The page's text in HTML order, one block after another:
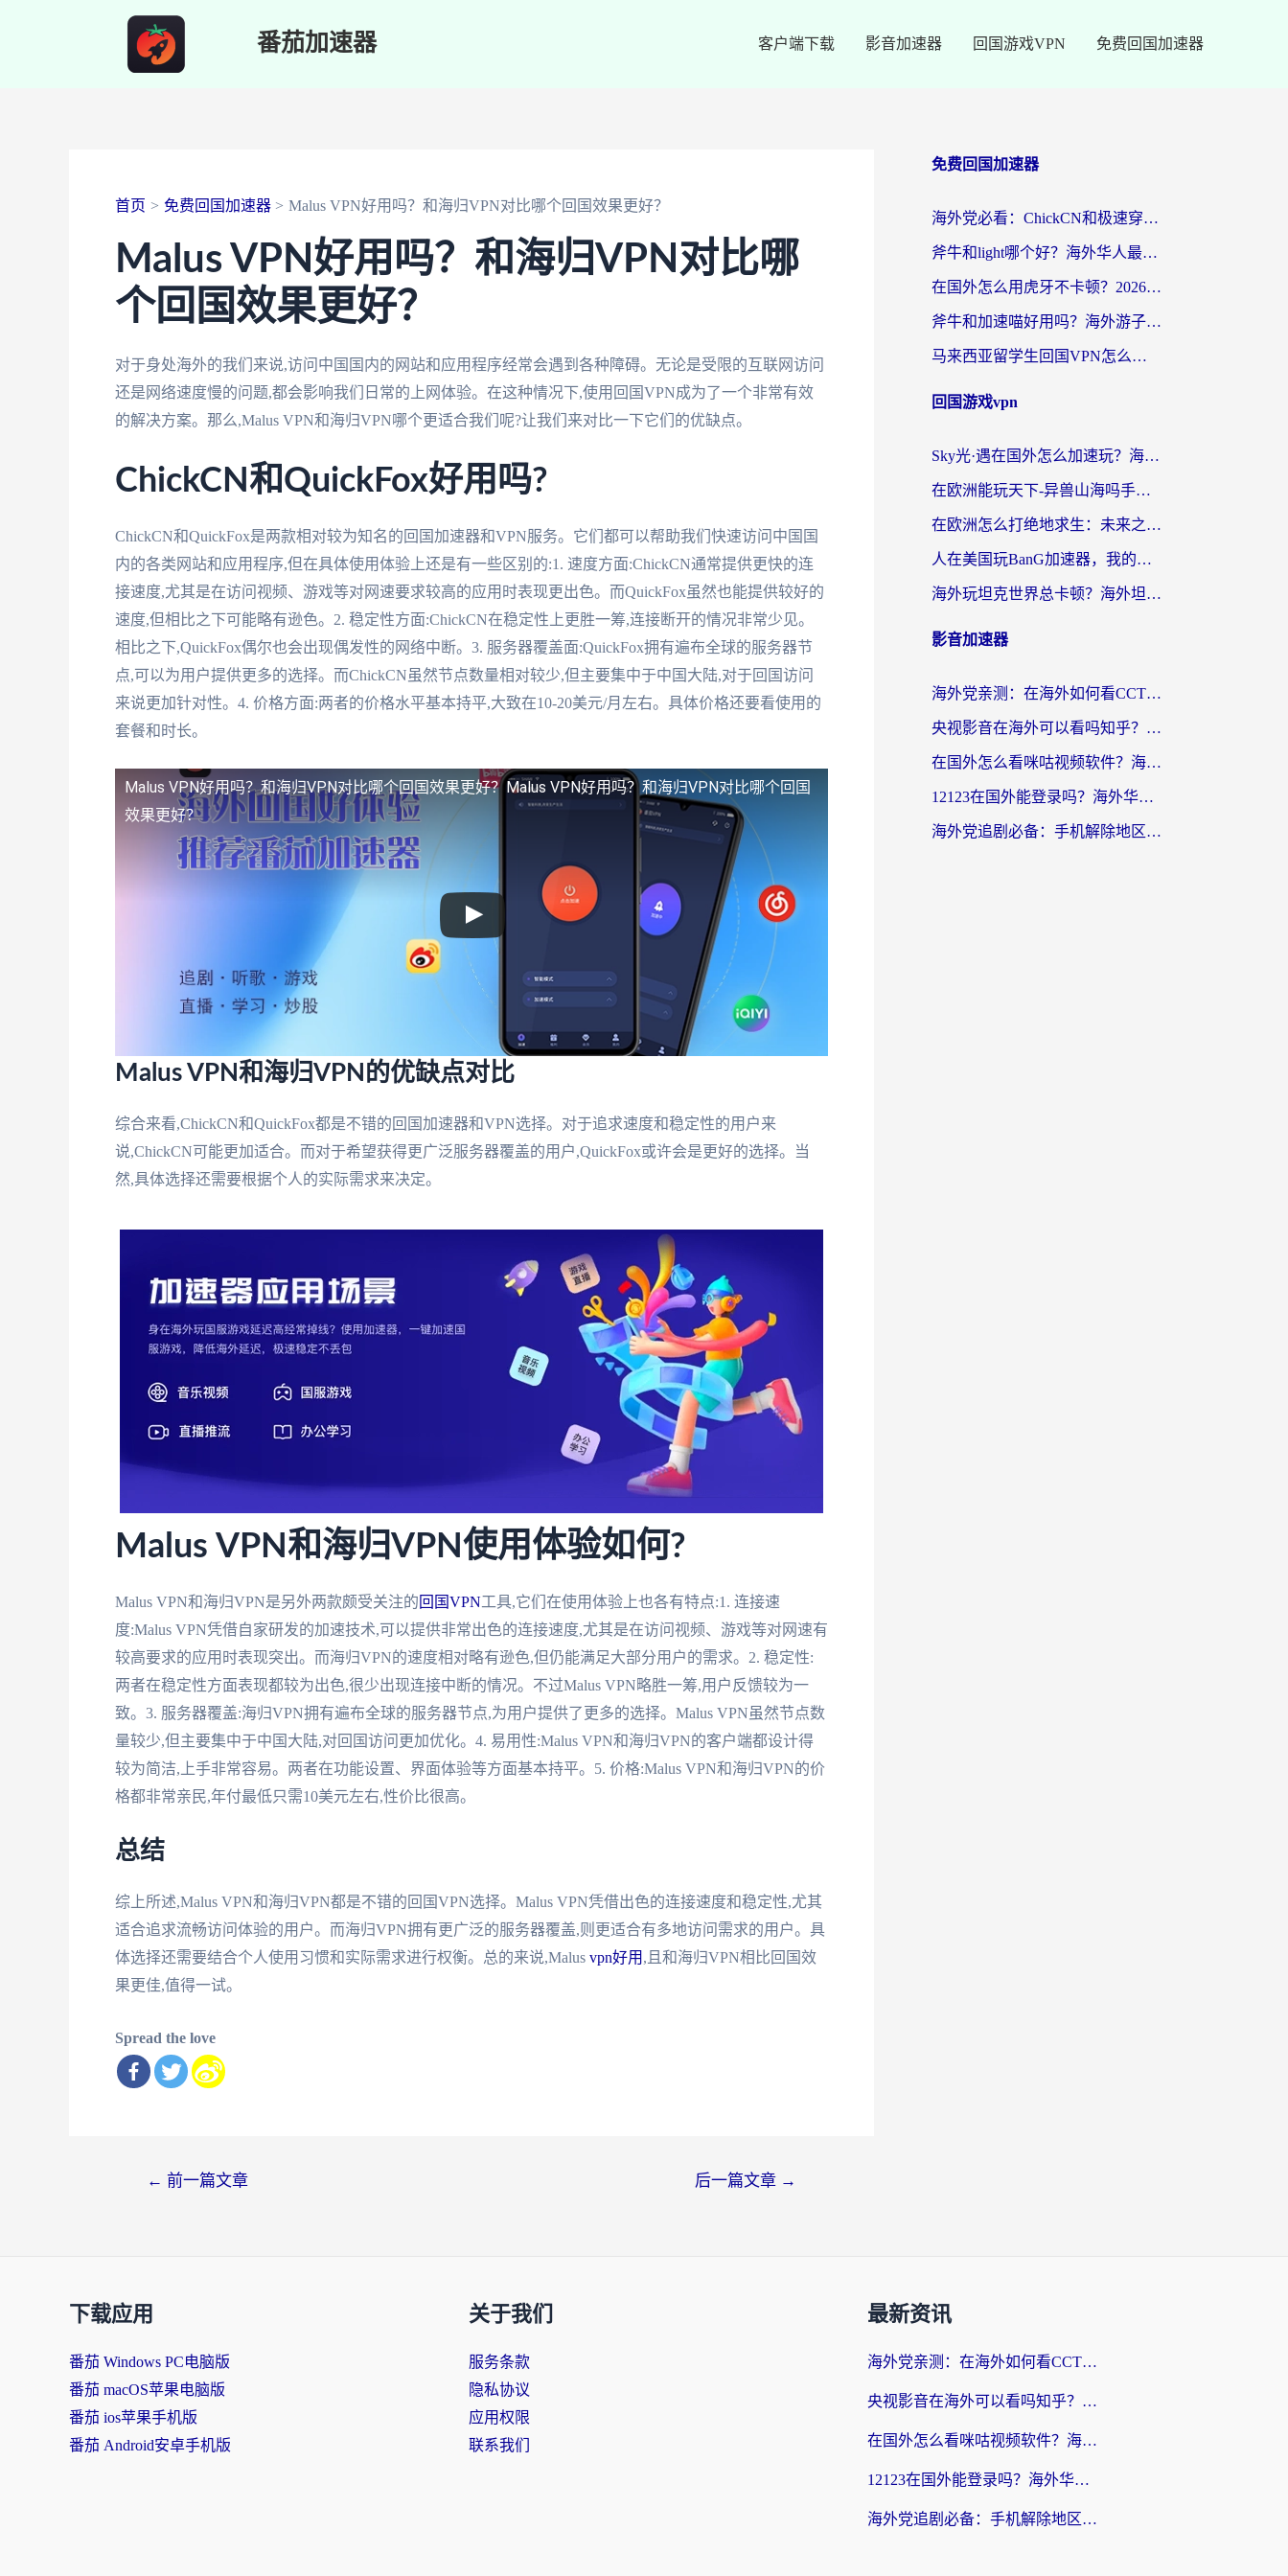
番茄加速器 客户端下载 影音加速器 回国游戏VPN 免费回国加速器
首页 免费回国加速器 Malus VPN好用吗？和海归VPN对比哪个回国效果更好？
Malus VPN好用吗？和海归VPN对比哪
个回国效果更好？
对于身处海外的我们来说,访问中国国内的网站和应用程序经常会遇到各种障碍。无论是受限的互联网访问
还是网络速度慢的问题,都会影响我们日常的上网体验。在这种情况下,使用回国VPN成为了一个非常有效
的解决方案。那么,Malus VPN和海归VPN哪个更适合我们呢?让我们来对比一下它们的优缺点。
ChickCN和QuickFox好用吗?
ChickCN和QuickFox是两款相对较为知名的回国加速器和VPN服务。它们都可以帮助我们快速访问中国国
内的各类网站和应用程序,但在具体使用体验上还是有一些区别的:1. 速度方面:ChickCN通常提供更快的连
接速度,尤其是在访问视频、游戏等对网速要求较高的应用时表现更出色。而QuickFox虽然也能提供较好的
速度,但相比之下可能略有逊色。2. 稳定性方面:ChickCN在稳定性上更胜一筹,连接断开的情况非常少见。
相比之下,QuickFox偶尔也会出现偶发性的网络中断。3. 服务器覆盖面:QuickFox拥有遍布全球的服务器节
点,可以为用户提供更多的选择。而ChickCN虽然节点数量相对较少,但主要集中于中国大陆,对于回国访问
来说更加针对性。4. 价格方面:两者的价格水平基本持平,大致在10-20美元/月左右。具体价格还要看使用的
套餐和时长。
Malus VPN好用吗？和海归VPN对比哪个回国效果更好？Malus VPN好用吗？和海归VPN对比哪个回国
效果更好？
Malus VPN和海归VPN的优缺点对比
综合来看,ChickCN和QuickFox都是不错的回国加速器和VPN选择。对于追求速度和稳定性的用户来
说,ChickCN可能更加适合。而对于希望获得更广泛服务器覆盖的用户,QuickFox或许会是更好的选择。当
然,具体选择还需要根据个人的实际需求来决定。
Malus VPN和海归VPN使用体验如何?
Malus VPN和海归VPN是另外两款颇受关注的回国VPN工具,它们在使用体验上也各有特点:1. 连接速
度:Malus VPN凭借自家研发的加速技术,可以提供非常出色的连接速度,尤其是在访问视频、游戏等对网速有
较高要求的应用时表现突出。而海归VPN的速度相对略有逊色,但仍能满足大部分用户的需求。2. 稳定性:
两者在稳定性方面表现都较为出色,很少出现连接中断的情况。不过Malus VPN略胜一筹,用户反馈较为一
致。3. 服务器覆盖:海归VPN拥有遍布全球的服务器节点,为用户提供了更多的选择。Malus VPN虽然节点数
量较少,但主要集中于中国大陆,对回国访问更加优化。4. 易用性:Malus VPN和海归VPN的客户端都设计得
较为简洁,上手非常容易。两者在功能设置、界面体验等方面基本持平。5. 价格:Malus VPN和海归VPN的价
格都非常亲民,年付最低只需10美元左右,性价比很高。
总结
综上所述,Malus VPN和海归VPN都是不错的回国VPN选择。Malus VPN凭借出色的连接速度和稳定性,尤其
适合追求流畅访问体验的用户。而海归VPN拥有更广泛的服务器覆盖,则更适合有多地访问需求的用户。具
体选择还需要结合个人使用习惯和实际需求进行权衡。总的来说,Malus vpn好用 ,且和海归VPN相比回国效
果更佳,值得一试。
Spread the love
← 前一篇文章 后一篇文章 →
免费回国加速器
海外党必看：ChickCN和极速穿梭VPN好用吗？3招教你选对回国加速器无缝刷国内资源
斧牛和light哪个好？海外华人最关心的回国加速器选择难题，一篇讲透
在国外怎么用虎牙不卡顿？2026海外华人亲测有效的回国加速器选择指南
斧牛和加速喵好用吗？海外游子的真实选择困境
马来西亚留学生回国VPN怎么选？3个避坑点+1款实测好用的加速器推荐
回国游戏vpn
Sky光·遇在国外怎么加速玩？海外党亲测有效的国服游戏加速指南
在欧洲能玩天下-异兽山海吗手游？海外玩家的加速器生存指南
在欧洲怎么打绝地求生：未来之役不卡？留学生亲测的加速器避坑指南
人在美国玩BanG加速器，我的延迟终于绿了
海外玩坦克世界总卡顿？海外坦克世界加速器有哪些？实测好用的选择在这里
影音加速器
海外党亲测：在海外如何看CCTV？告别“仅限大陆播放”的实用指南
央视影音在海外可以看吗知乎？留学生亲测：3步解决地域限制+追剧自由
在国外怎么看咪咕视频软件？海外党亲测有效的回国加速方案
12123在国外能登录吗？海外华人必看的回国加速实用指南
海外党追剧必备：手机解除地区限制app怎么选？解决央视视频&国内剧地区限制全指南
下载应用
番茄 Windows PC电脑版
番茄 macOS苹果电脑版
番茄 ios苹果手机版
番茄 Android安卓手机版
关于我们
服务条款
隐私协议
应用权限
联系我们
最新资讯
海外党亲测：在海外如何看CCTV？告别“仅限大陆播放”的实用指南
央视影音在海外可以看吗知乎？留学生亲测：3步解决地域限制+追剧自由
在国外怎么看咪咕视频软件？海外党亲测有效的回国加速方案
12123在国外能登录吗？海外华人必看的回国加速实用指南
海外党追剧必备：手机解除地区限制app怎么选？解决央视视频&国内剧地区限制全指南